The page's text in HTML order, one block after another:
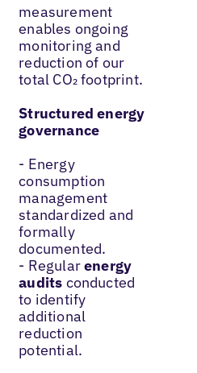
measurement
enables ongoing
monitoring and
reduction of our
total CO₂ footprint.
Structured energy
governance
- Energy
consumption
management
standardized and
formally
documented.
- Regularenergy
audits conducted
to identify
additional
reduction
potential.